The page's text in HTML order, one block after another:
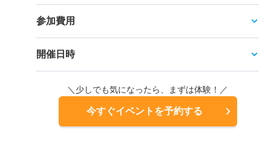
参加費用
開催日時
＼少しでも気になったら、まずは体験！／
今すぐイベントを予約する